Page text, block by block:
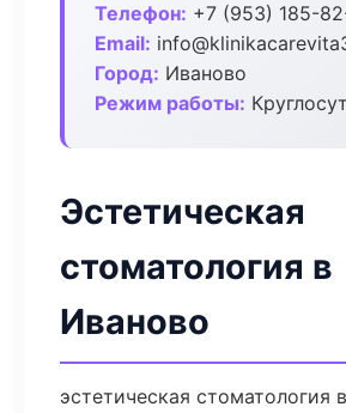
Телефон: +7 (953) 185-
Email:
Город: Иваново
Режим работы:
Эстетическая
стоматология в
Иваново
эстетическая стоматология